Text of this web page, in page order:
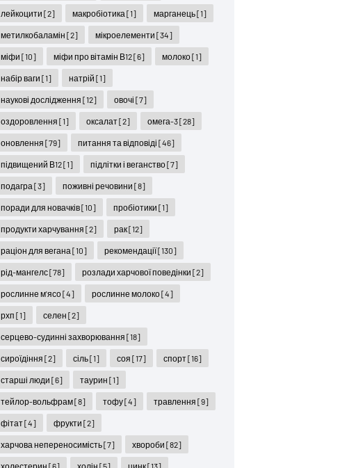
лейкоцити[2] макробіотика[1] марганець[1]
метилкобаламін[2] мікроелементи[34]
міфи[10] міфи про вітамін В12[6] молоко[1]
набір ваги[1] натрій[1]
наукові дослідження[12] овочі[7]
оздоровлення[1] оксалат[2] омега-3[28]
оновлення[79] питання та відповіді[46]
підвищений В12[1] підлітки і веганство[7]
подагра[3] поживні речовини[8]
поради для новачків[10] пробіотики[1]
продукти харчування[2] рак[12]
раціон для вегана[10] рекомендації[130]
рід-мангелс[78] розлади харчової поведінки[2]
рослинне м'ясо[4] рослинне молоко[4]
рхп[1] селен[2]
серцево-судинні захворювання[18]
сироїдіння[2] сіль[1] соя[17] спорт[16]
старші люди[6] таурин[1]
тейлор-вольфрам[8] тофу[4] травлення[9]
фітат[4] фрукти[2]
харчова непереносимість[7] хвороби[82]
холестерин[6] холін[5] цинк[13]